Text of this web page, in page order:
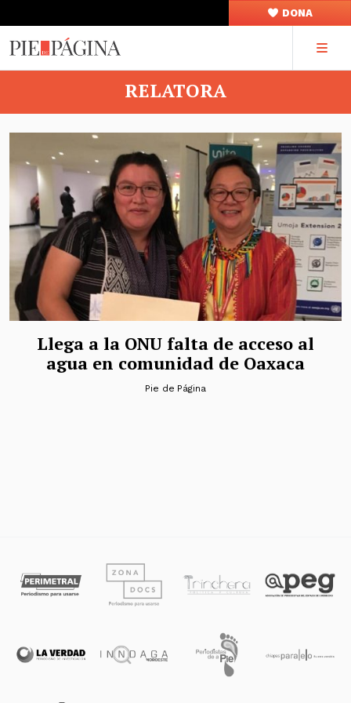
DONA
RELATORA
Llega a la ONU falta de acceso al
agua en comunidad de Oaxaca
Pie de Página